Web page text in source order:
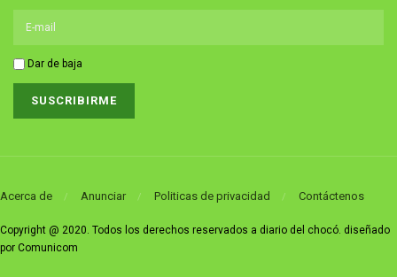
Dar de baja
Acerca de Anunciar Politicas de privacidad Contáctenos
Copyright @ 2020. Todos los derechos reservados a diario del chocó. diseñado
por Comunicom